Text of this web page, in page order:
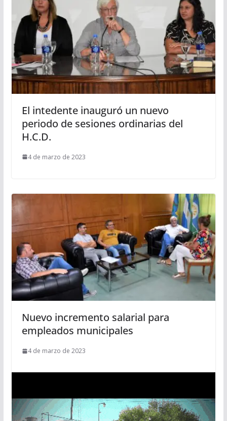
El intedente inauguró un nuevo
periodo de sesiones ordinarias del
H.C.D.
4 de marzo de 2023
Nuevo incremento salarial para
empleados municipales
4 de marzo de 2023